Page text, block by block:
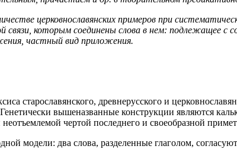
церковнославянских примеров при
связи, которым соединены слова в нем: подлежащее
частный вид приложения.
старославянского, древнерусского и
вышеназванные конструкции являются
чертой последнего и своеобразной
модели: два слова, разделенные глаголом,